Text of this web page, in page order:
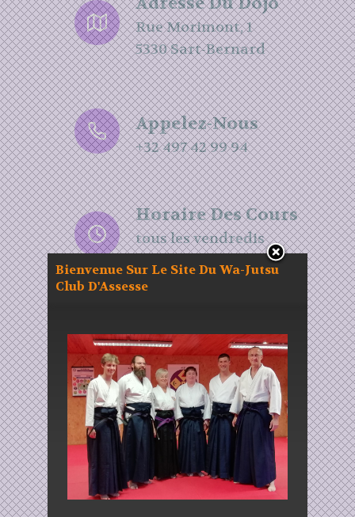
Rue Morimont, 1
5330 Sart-Bernard
Appelez-Nous
+32 497 42 99 94
Horaire Des Cours
tous les vendredis
de 19h00 à 22h00
Nos Médias Sociaux
*
Bienvenue Sur Le Site Du Wa-Jutsu
Club D'Assesse